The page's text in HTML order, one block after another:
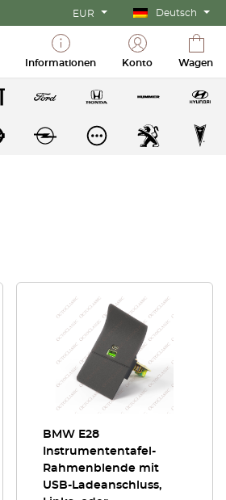
EUR Deutsch
Informationen Konto Wagen
BMW E28
Instrumententafel-
Rahmenblende mit
USB-Ladeanschluss,